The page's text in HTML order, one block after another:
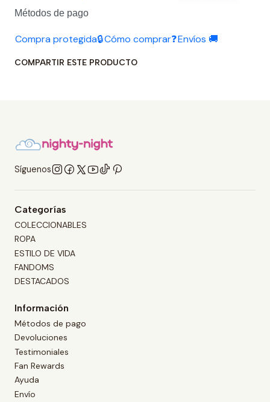
Métodos de pago
Compra protegida🔒Cómo comprar❓Envíos 🚚
COMPARTIR ESTE PRODUCTO
Síguenos
Categorías
COLECCIONABLES
ROPA
ESTILO DE VIDA
FANDOMS
DESTACADOS
Información
Métodos de pago
Devoluciones
Testimoniales
Fan Rewards
Ayuda
Envío